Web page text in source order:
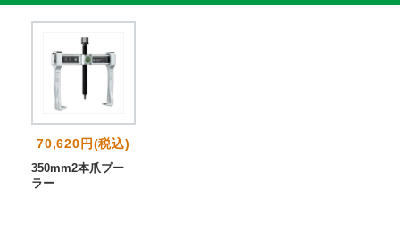
70,620円(税込)
350mm2本爪プー
ラー